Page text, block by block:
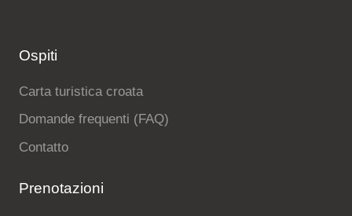
Ospiti
Carta turistica croata
Domande frequenti (FAQ)
Contatto
Prenotazioni